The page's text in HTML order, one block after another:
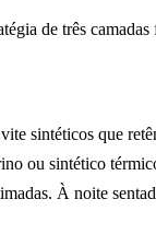
de três
sintéticos que
ou sintético
À noite